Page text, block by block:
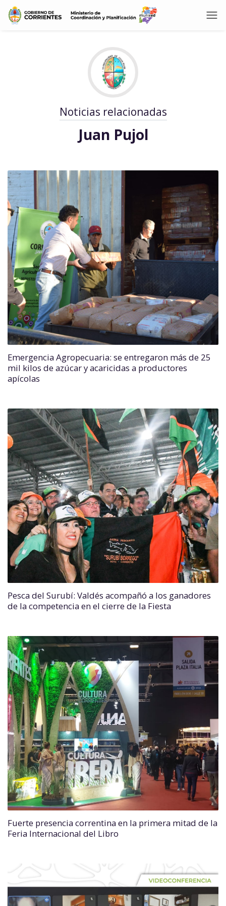
Noticias relacionadas
Juan Pujol
Emergencia Agropecuaria: se entregaron más de 25
mil kilos de azúcar y acaricidas a productores
apícolas
Pesca del Surubí: Valdés acompañó a los ganadores
de la competencia en el cierre de la Fiesta
Fuerte presencia correntina en la primera mitad de la
Feria Internacional del Libro